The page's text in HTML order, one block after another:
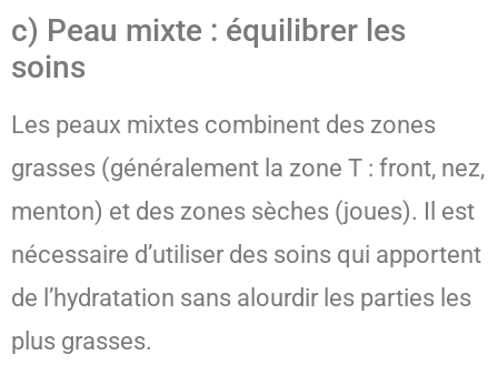
c) Peau mixte : équilibrer les
soins
Les peaux mixtes combinent des zones
grasses (généralement la zone T : front, nez,
menton) et des zones sèches (joues). Il est
nécessaire d’utiliser des soins qui apportent
de l’hydratation sans alourdir les parties les
plus grasses.